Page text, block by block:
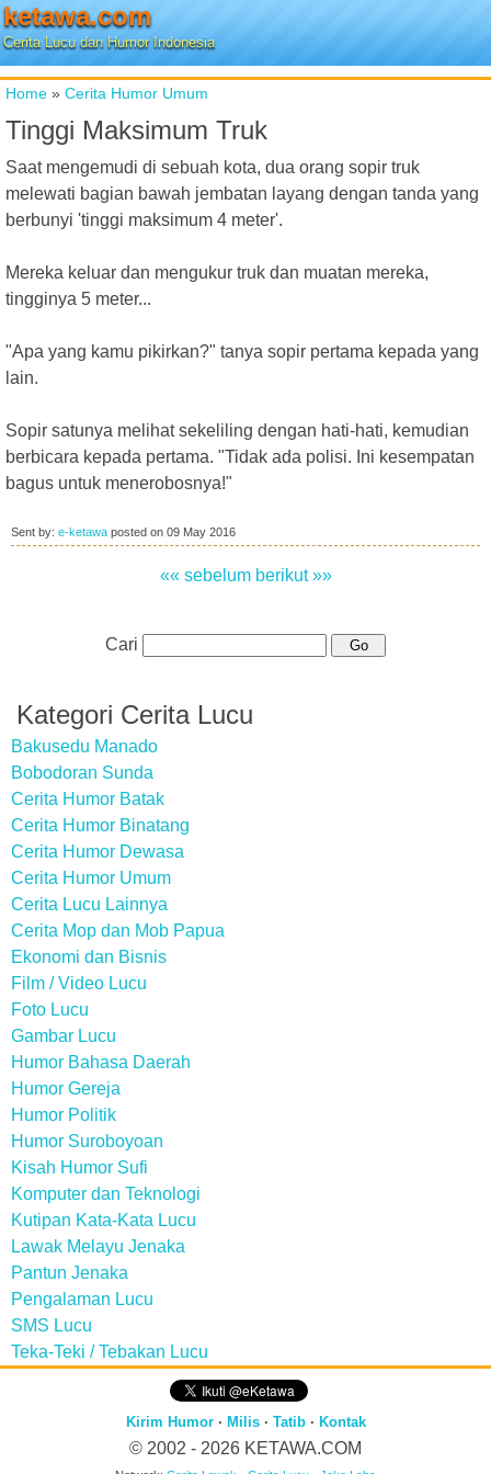
ketawa.com
Cerita Lucu dan Humor Indonesia
Home » Cerita Humor Umum
Tinggi Maksimum Truk
Saat mengemudi di sebuah kota, dua orang sopir truk
melewati bagian bawah jembatan layang dengan tanda yang
berbunyi 'tinggi maksimum 4 meter'.
Mereka keluar dan mengukur truk dan muatan mereka,
tingginya 5 meter...
"Apa yang kamu pikirkan?" tanya sopir pertama kepada yang
lain.
Sopir satunya melihat sekeliling dengan hati-hati, kemudian
berbicara kepada pertama. "Tidak ada polisi. Ini kesempatan
bagus untuk menerobosnya!"
Sent by: e-ketawa posted on 09 May 2016
«« sebelum berikut »»
Cari
Kategori Cerita Lucu
Bakusedu Manado
Bobodoran Sunda
Cerita Humor Batak
Cerita Humor Binatang
Cerita Humor Dewasa
Cerita Humor Umum
Cerita Lucu Lainnya
Cerita Mop dan Mob Papua
Ekonomi dan Bisnis
Film / Video Lucu
Foto Lucu
Gambar Lucu
Humor Bahasa Daerah
Humor Gereja
Humor Politik
Humor Suroboyoan
Kisah Humor Sufi
Komputer dan Teknologi
Kutipan Kata-Kata Lucu
Lawak Melayu Jenaka
Pantun Jenaka
Pengalaman Lucu
SMS Lucu
Teka-Teki / Tebakan Lucu
Kirim Humor· Milis· Tatib· Kontak
© 2002 - 2026 KETAWA.COM